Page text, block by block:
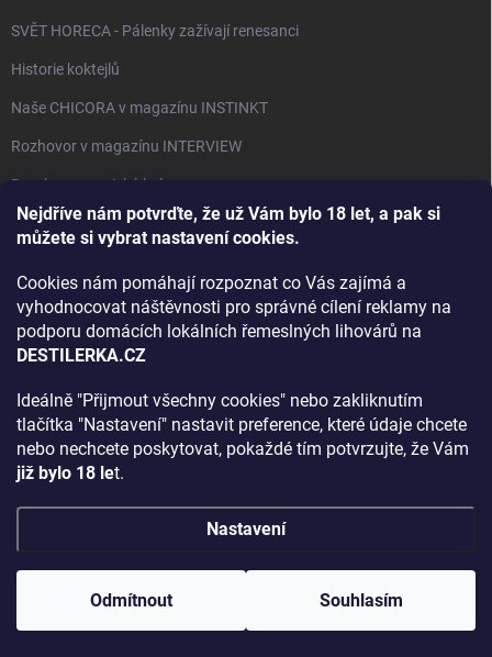
Nejdříve nám potvrďte, že už Vám bylo 18 let, a pak si
můžete si vybrat nastavení cookies.
Cookies nám pomáhají rozpoznat co Vás zajímá a
vyhodnocovat náštěvnosti pro správné cílení reklamy na
podporu domácích lokálních řemeslných lihovárů na
DESTILERKA.CZ
Ideálně "Přijmout všechny cookies" nebo zakliknutím
tlačítka "Nastavení" nastavit preference, které údaje chcete
nebo nechcete poskytovat, pokaždé tím potvrzujte, že Vám
již bylo 18 let.
Nastavení
Odmítnout Souhlasím
SVĚT HORECA - Pálenky zažívají renesanci
Historie koktejlů
Naše CHICORA v magazínu INSTINKT
Rozhovor v magazínu INTERVIEW
Bourbon, americká krása.
Napsali v TÝDNU o naší práci
Rozhovor s DESTILERKA.CZ v magazínu DRINKING-CAT
Jak vybrat dárek na Vánoce
Archiv
Vytvořil Shoptet
Copyright 2026DESTILERKA.CZ. Všechna práva vyhrazena.Upravit